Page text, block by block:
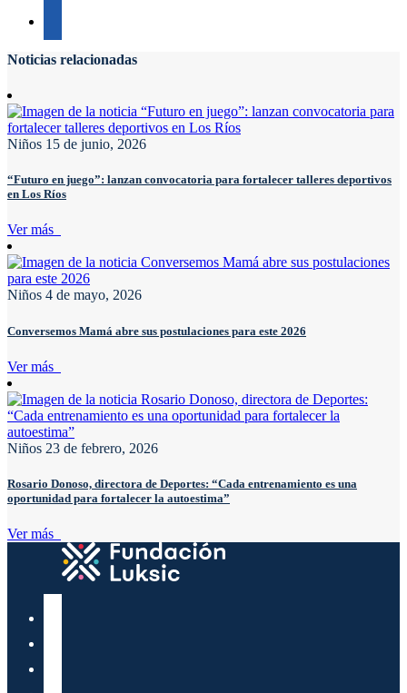
Noticias relacionadas
Niños 15 de junio, 2026
“Futuro en juego”: lanzan convocatoria para fortalecer talleres deportivos
en Los Ríos
Ver más
Niños 4 de mayo, 2026
Conversemos Mamá abre sus postulaciones para este 2026
Ver más
Niños 23 de febrero, 2026
Rosario Donoso, directora de Deportes: “Cada entrenamiento es una
oportunidad para fortalecer la autoestima”
Ver más